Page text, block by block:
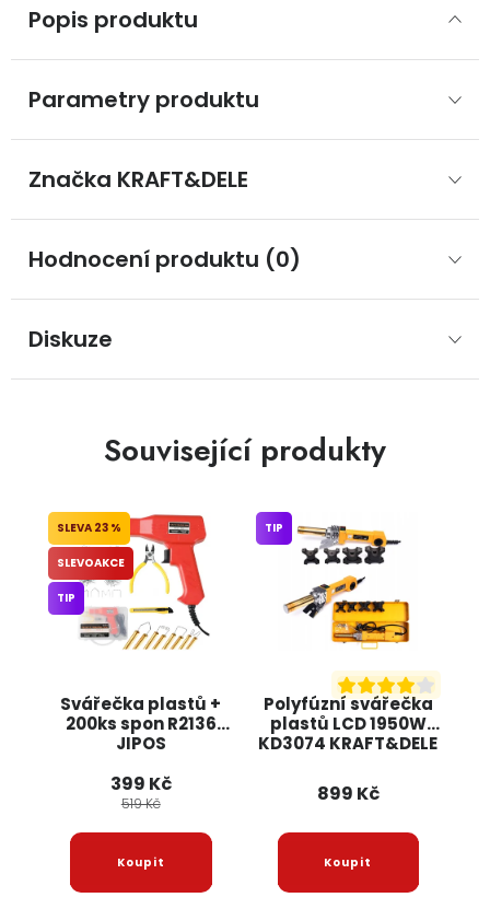
Popis produktu
Parametry produktu
Značka KRAFT&DELE
Hodnocení produktu (0)
Diskuze
Související produkty
Svářečka plastů +
200ks spon R2136
JIPOS
23 %
SLEVOAKCE
TIP
399 Kč
519 Kč
Polyfúzní svářečka
plastů LCD 1950W
KD3074 KRAFT&DELE
TIP
899 Kč